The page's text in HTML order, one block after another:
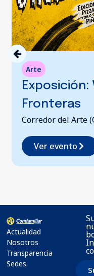
Arte
Exposición:
Fronteras
Corredor del Arte
Ver evento
Actualidad
Nosotros
Transparencia
Sedes